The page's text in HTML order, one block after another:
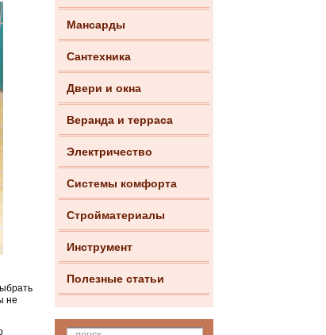
Мансарды
Сантехника
Двери и окна
Веранда и терраса
Электричество
Системы комфорта
Стройматериалы
Инструмент
Полезные статьи
не